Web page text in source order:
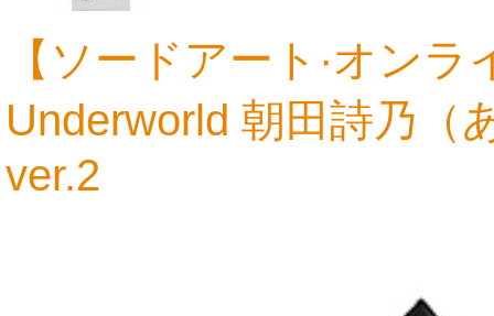
9,990円
【ソードアート·オン
Underworld 朝田詩乃（
ver.2